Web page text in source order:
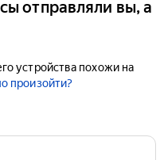
отправляли вы, а
устройства похожи на
произойти?